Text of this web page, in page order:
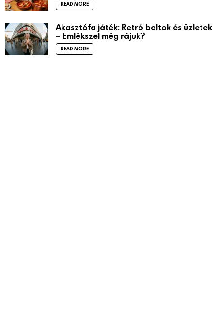
READ MORE
Akasztófa játék: Retró boltok és üzletek
– Emlékszel még rájuk?
READ MORE